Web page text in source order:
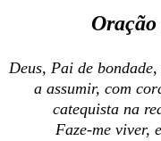
Deus, Pai de
a assumir, com
Faze-me viver,